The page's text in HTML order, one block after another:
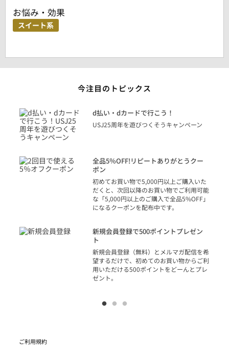
お悩み・効果
スイート系
今注目のトピックス
d払い・dカードで行こう！
USJ25周年を遊びつくそうキャンペーン
全品5％OFF!リピートありがとうクー
ポン
初めてお買い物で5,000円以上ご購入いた
だくと、次回以降のお買い物でご利用可能
な「5,000円以上のご購入で全品5%OFF」
になるクーポンを配布中です。
新規会員登録で500ポイントプレゼン
ト
新規会員登録（無料）とメルマガ配信を希
望するだけで、初めてのお買い物からご利
用いただける500ポイントをどーんとプレ
ゼント。
ご利用規約